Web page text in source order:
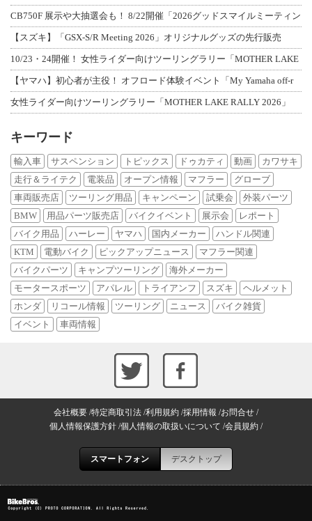
CB750F 展示や大抽選会も！ 8/22開催「2026グッドスマイルミーティン
【スズキ】「GSX-S/R Meeting 2026」オリジナルグッズの先行販売
10/23・24開催！ 女性ライダー向けツーリングラリー「MOTHER LAKE
【ヤマハ】初心者が主役！ オフロード体験イベント「My Yamaha off-r
女性ライダー向けツーリングラリー「MOTHER LAKE RALLY 2026」
キーワード
輸入車 サスペンション トピックス ドゥカティ 動画
カワサキ
走行＆ライテク
電装品 オープン情報 マフラー
グローブ
車両販売店
ツーリング用品 キャンペーン 試乗会
外装パーツ
BMW
用品パーツ販売店 バイクイベント 展示会
レポート
バイク用品
ハーレー ヤマハ 国内メーカー
ハンドル関連
KTM
電動バイク ピックアップニュース
マフラー関連
バイクパーツ
キャンプツーリング
海外メーカー
モータースポーツ
アパレル トライアンフ スズキ
ヘルメット
ホンダ
リコール情報 ツーリング ニュース
バイク雑貨
イベント
車両情報
会社概要 特定商取引法 利用規約 採用情報 お問合せ
個人情報保護方針 個人情報の取扱いについて 会員規約
スマートフォン デスクトップ